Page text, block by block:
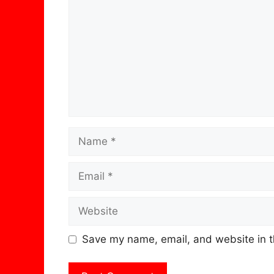
Save my name, email, and website in